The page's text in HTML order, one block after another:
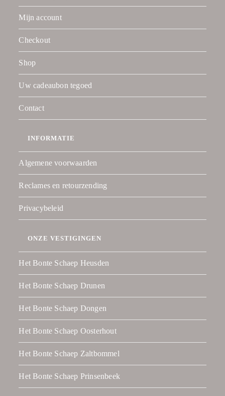
Mijn account
Checkout
Shop
Uw cadeaubon tegoed
Contact
INFORMATIE
Algemene voorwaarden
Reclames en retourzending
Privacybeleid
ONZE VESTIGINGEN
Het Bonte Schaep Heusden
Het Bonte Schaep Drunen
Het Bonte Schaep Dongen
Het Bonte Schaep Oosterhout
Het Bonte Schaep Zaltbommel
Het Bonte Schaep Prinsenbeek